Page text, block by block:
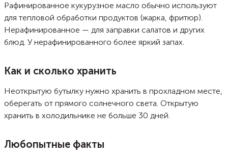
Рафинированное кукурузное масло обычно используют
для тепловой обработки продуктов (жарка, фритюр).
Нерафинированное — для заправки салатов и других
блюд. У нерафинированного более яркий запах.
Как и сколько хранить
Неоткрытую бутылку нужно хранить в прохладном месте,
оберегать от прямого солнечного света. Открытую
хранить в холодильнике не больше 30 дней.
Любопытные факты